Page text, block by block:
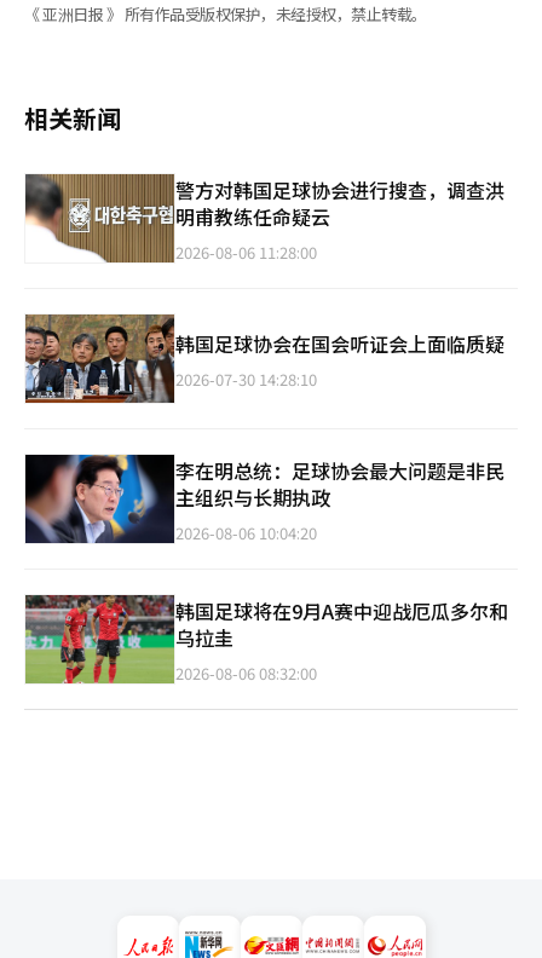
《 亚洲日报 》 所有作品受版权保护，未经授权，禁止转载。
相关新闻
警方对韩国足球协会进行搜查，调查洪
明甫教练任命疑云
2026-08-06 11:28:00
韩国足球协会在国会听证会上面临质疑
2026-07-30 14:28:10
李在明总统：足球协会最大问题是非民
主组织与长期执政
2026-08-06 10:04:20
韩国足球将在9月A赛中迎战厄瓜多尔和
乌拉圭
2026-08-06 08:32:00